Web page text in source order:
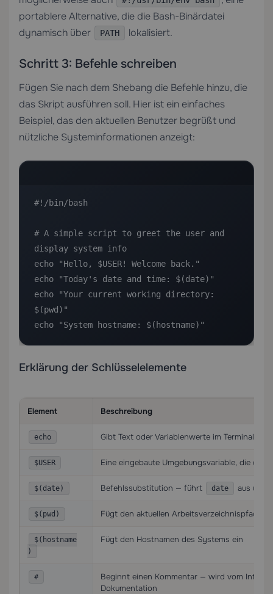
portablere Alternative, die die Bash-Binärdatei
dynamisch über
PATH lokalisiert.
Schritt 3: Befehle schreiben
Fügen Sie nach dem Shebang die Befehle hinzu, die
das Skript ausführen soll. Hier ist ein einfaches
Beispiel, das den aktuellen Benutzer begrüßt und
nützliche Systeminformationen anzeigt:
#!/bin/bash
# A simple script to greet the user and
display system info
echo "Hello, $USER! Welcome back."
echo "Today's date and time: $(date)"
echo "Your current working directory:
$(pwd)"
echo "System hostname: $(hostname)"
Erklärung der Schlüsselelemente
Element Beschreibung
echo Gibt Text oder Variablenwerte im Terminal aus
$USER Eine eingebaute Umgebungsvariable, die
$(date) Befehlssubstitution — führt date aus und
$(pwd) Fügt den aktuellen Arbeitsverzeichnispfad ein
$(hostname
)
Fügt den Hostnamen des Systems ein
#
Beginnt einen Kommentar — wird vom
Dokumentation